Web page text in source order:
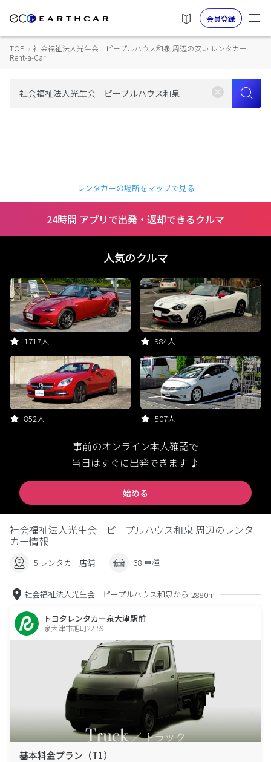
会員登録
TOP › 社会福祉法人光生会 ピープルハウス和泉 周辺の安い レンタカー
Rent-a-Car
レンタカーの場所をマップで見る
24時間 アプリで出発・返却できるクルマ
人気のクルマ
1717人 984人
852人 507人
事前のオンライン本人確認で
当日はすぐに出発できます ♪
始める
社会福祉法人光生会 ピープルハウス和泉 周辺のレンタ
カー情報
5 レンタカー店舗 38 車種
社会福祉法人光生会 ピープルハウス和泉から 2880m
トヨタレンタカー泉大津駅前
泉大津市旭町22-59
基本料金プラン（T1）